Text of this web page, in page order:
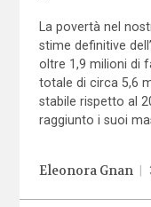
La povertà nel
stime definitive
oltre 1,9 milioni di
totale di circa 5,6
stabile rispetto al
raggiunto i suoi
Eleonora Gnan